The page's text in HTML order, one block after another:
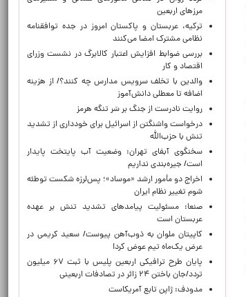
مرزهای اربعین
ترکیه، عربستان و پاکستان امروز در جده توافقنامه
نظامی مشترک امضا می‌کنند
بررسی ضوابط افزایش اعتبار کالابرگ در نشست وزرای
اقتصاد و کار
والدین با تخلف سرویس مدارس چه کنند؟/ از هزینه
اضافه تا معطلی دانش‌آموز
روایت نادرست از جنگ بر سَر تنگه هرمز
درخواست واشنگتن از اسرائیل برای خودداری از تشدید
تنش با حزب‌الله
سخنگوی آبفای تهران: وضعیت آب پایتخت پایدار
است/ جیره‌بندی نداریم
اخراج دو مأمور ارشد «موساد»؛ پس‌لرزه شکست توطئه
شوم تغییر نظام ایران
صنعا: مسئولیت پیامدهای تشدید تنش بر عهده
عربستان است
کاپیتان ملوان به ذوب‌آهن پیوست/ سعید کریمی در
عرض یک‌ماه تیم عوض کرد!
پایان طرح ترافیکی اربعین پلیس با ثبت ۶۷ میلیون
تردد/جان باختن ۲۴ زائر در تصادفات اربعینی
مدودف: ژاپن تابع آمریکاست